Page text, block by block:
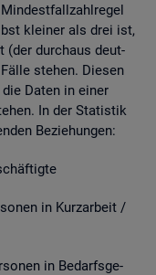
klei­ner als drei ist,
(der durch­aus deut­
ste­hen. Die­sen
Daten in einer
In der Sta­tis­tik
Be­zie­hun­gen:
Kurz­ar­beit /
in Be­darfs­ge­